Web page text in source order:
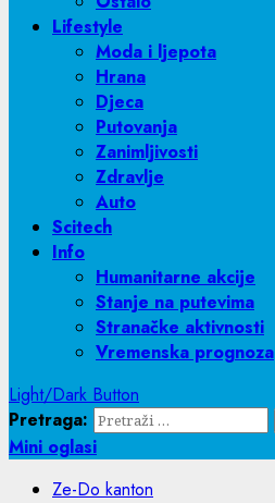
Lifestyle
Moda i ljepota
Hrana
Djeca
Putovanja
Zanimljivosti
Zdravlje
Auto
Scitech
Info
Humanitarne akcije
Stanje na putevima
Stranačke aktivnosti
Vremenska prognoza
Light/Dark Button
Pretraga:
Mini oglasi
Ze-Do kanton